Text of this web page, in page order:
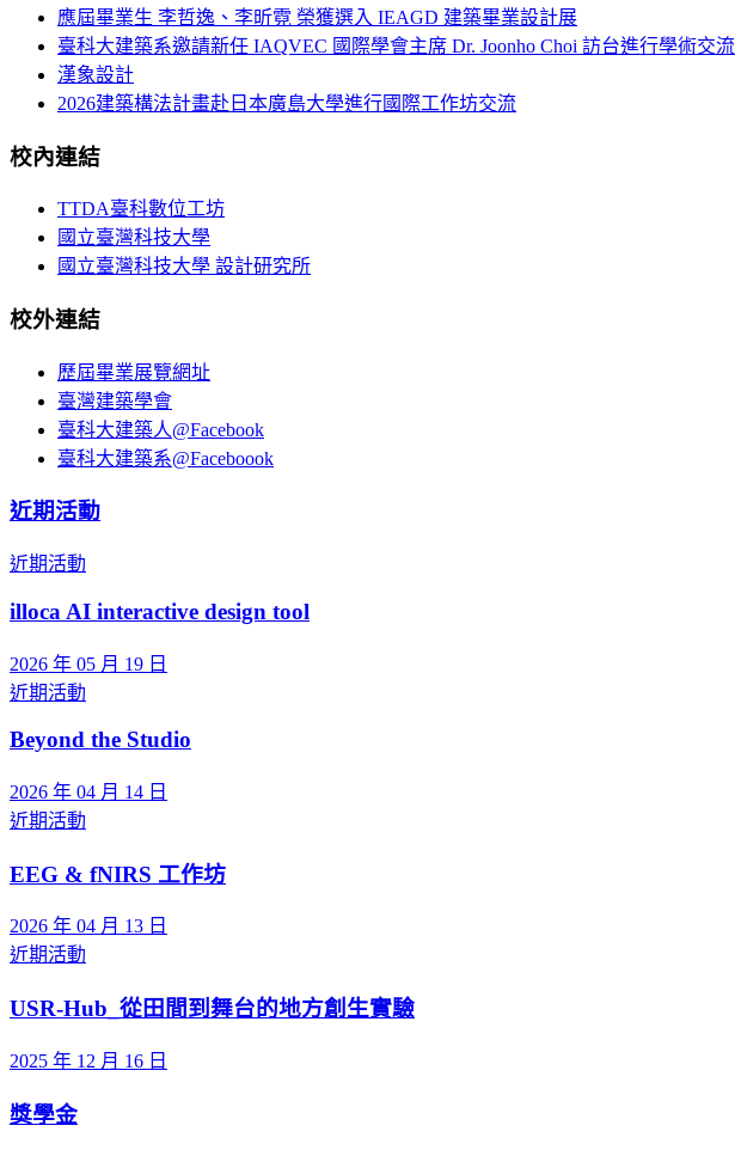
應屆畢業生 李哲逸、李昕霓 榮獲選入 IEAGD 建築畢業設計展
臺科大建築系邀請新任 IAQVEC 國際學會主席 Dr. Joonho Choi 訪台進行學術交流
漢象設計
2026建築構法計畫赴日本廣島大學進行國際工作坊交流
校內連結
TTDA臺科數位工坊
國立臺灣科技大學
國立臺灣科技大學 設計研究所
校外連結
歷屆畢業展覽網址
臺灣建築學會
臺科大建築人@Facebook
臺科大建築系@Faceboook
近期活動
近期活動
illoca AI interactive design tool
2026 年 05 月 19 日
近期活動
Beyond the Studio
2026 年 04 月 14 日
近期活動
EEG & fNIRS 工作坊
2026 年 04 月 13 日
近期活動
USR-Hub_從田間到舞台的地方創生實驗
2025 年 12 月 16 日
獎學金